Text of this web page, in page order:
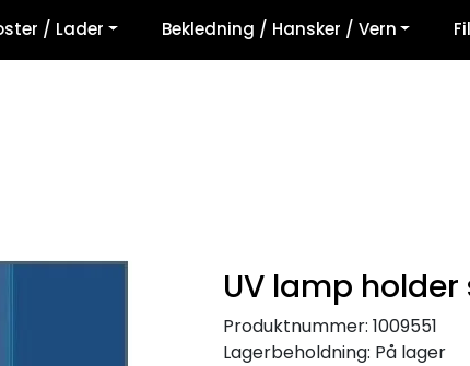
/ Lader Bekledning / Hansker / Vern
UV lamp
Produktnummer: 1009551
Lagerbeholdning: På lager